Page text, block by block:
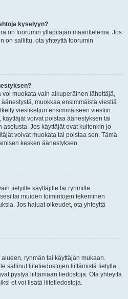
kyselyyn?
on foorumin ylläpitäjän määrittelemä. Jos
on sallittu, ota yhteyttä foorumin
voi muokata vain alkuperäinen lähettäjä,
muokkaa ensimmäistä viestiä
viestiketjun ensimmäiseen viestiin.
voivat poistaa äänestyksen tai
Jos käyttäjät ovat kuitenkin jo
voivat muokata tai poistaa sen. Tämä
kesken äänestyksen.
tietyille käyttäjille tai ryhmille.
tai muiden toimintojen tekeminen
Jos haluat oikeudet, ota yhteyttä
ryhmän tai käyttäjän mukaan.
sallinut liitetiedostojen liittämistä tietyllä
pystyä liittämään tiedostoja. Ota yhteyttä
et voi lisätä liitetiedostoja.